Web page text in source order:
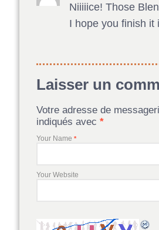
Niiiiice! Those
I hope you finish
Laisser un
Votre adresse de
indiqués avec *
Your Name *
Your Website